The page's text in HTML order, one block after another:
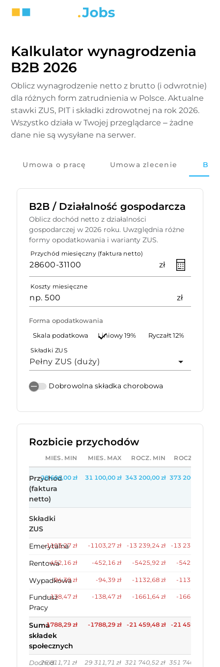
Kalkulator wynagrodzenia
B2B 2026
Oblicz wynagrodzenie netto z brutto (i odwrotnie)
dla różnych form zatrudnienia w Polsce. Aktualne
stawki ZUS, PIT i składki zdrowotnej na rok 2026.
Wszystko działa w Twojej przeglądarce – żadne
dane nie są wysyłane na serwer.
Umowa o pracę Umowa zlecenie B2B
B2B / Działalność gospodarcza
Oblicz dochód netto z działalności
gospodarczej w 2026 roku. Uwzględnia różne
formy opodatkowania i warianty ZUS.
Przychód miesięczny (faktura netto)
zł
Koszty miesięczne
zł
Forma opodatkowania
Skala podatkowa
Liniowy 19% Ryczałt 12%
Składki ZUS
Pełny ZUS (duży)
Dobrowolna składka chorobowa
Rozbicie przychodów
MIES. MIN MIES. MAX ROCZ. MIN ROCZ. MAX
Przychód
(faktura
netto)
28 600,00 zł 31 100,00 zł 343 200,00 zł 373 200,00 zł
Składki
ZUS
Emerytalna
-1103,27 zł -1103,27 zł -13 239,24 zł -13 239,24 zł
Rentowa-452,16 zł -452,16 zł -5425,92 zł -5425,92 zł
Wypadkowa
-94,39 zł -94,39 zł -1132,68 zł -1132,68 zł
Fundusz
Pracy
-138,47 zł -138,47 zł -1661,64 zł -1661,64 zł
Suma
składek
społecznych
-1788,29 zł -1788,29 zł -21 459,48 zł -21 459,48 zł
Dochód
26 811,71 zł 29 311,71 zł 321 740,52 zł 351 740,52 zł